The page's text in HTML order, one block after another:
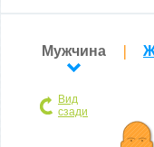
Мужчина
Вид
сзади